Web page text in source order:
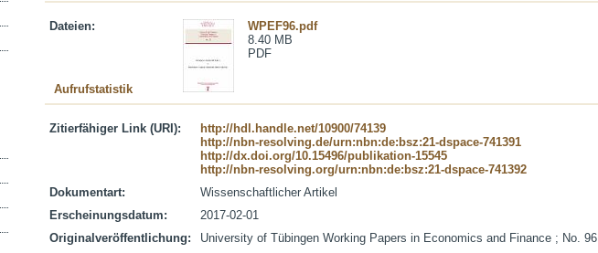
Dateien:
WPEF96.pdf
8.40 MB
PDF
Aufrufstatistik
Zitierfähiger Link (URI):
http://hdl.handle.net/10900/74139
http://nbn-resolving.de/urn:nbn:de:bsz:21-dspace-741391
http://dx.doi.org/10.15496/publikation-15545
http://nbn-resolving.org/urn:nbn:de:bsz:21-dspace-741392
Dokumentart:
Wissenschaftlicher Artikel
Erscheinungsdatum:
2017-02-01
Originalveröffentlichung:
University of Tübingen Working Papers in Economics and Finance ; No. 96